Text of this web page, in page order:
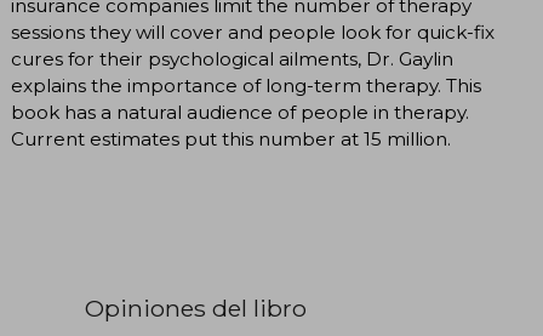
insurance companies limit the number of therapy
sessions they will cover and people look for quick-fix
cures for their psychological ailments, Dr. Gaylin
explains the importance of long-term therapy. This
book has a natural audience of people in therapy.
Current estimates put this number at 15 million.
Opiniones del libro